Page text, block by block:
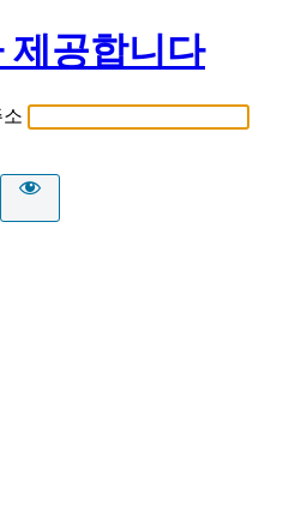
제공합니다